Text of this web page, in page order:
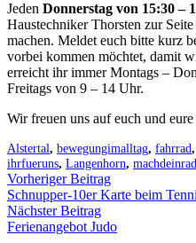
Jeden Donnerstag von 15:30 –
Haustechniker Thorsten zur
machen. Meldet euch bitte kurz
vorbei kommen möchtet, damit
erreicht ihr immer Montags –
Freitags von 9 – 14 Uhr.
Wir freuen uns auf euch und
Alstertal, bewegungimalltag, fahrrad,
ihrfueruns, Langenhorn,
Vorheriger Beitrag
Schnupper-10er Karte beim
Nächster Beitrag
Ferienangebot Judo